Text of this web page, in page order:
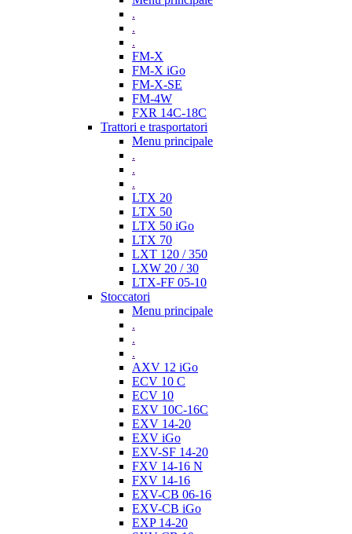
.
.
.
FM-X
FM-X iGo
FM-X-SE
FM-4W
FXR 14C-18C
Trattori e trasportatori
Menu principale
.
.
.
LTX 20
LTX 50
LTX 50 iGo
LTX 70
LXT 120 / 350
LXW 20 / 30
LTX-FF 05-10
Stoccatori
Menu principale
.
.
.
AXV 12 iGo
ECV 10 C
ECV 10
EXV 10C-16C
EXV 14-20
EXV iGo
EXV-SF 14-20
FXV 14-16 N
FXV 14-16
EXV-CB 06-16
EXV-CB iGo
EXP 14-20